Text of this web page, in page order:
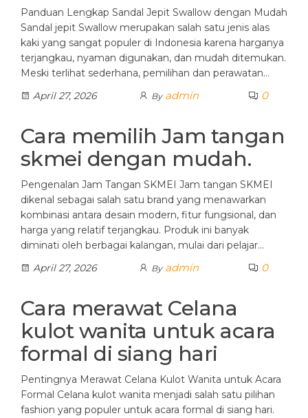
Panduan Lengkap Sandal Jepit Swallow dengan Mudah
Sandal jepit Swallow merupakan salah satu jenis alas
kaki yang sangat populer di Indonesia karena harganya
terjangkau, nyaman digunakan, dan mudah ditemukan.
Meski terlihat sederhana, pemilihan dan perawatan…
April 27, 2026
By admin 0
Cara memilih Jam tangan
skmei dengan mudah.
Pengenalan Jam Tangan SKMEI Jam tangan SKMEI
dikenal sebagai salah satu brand yang menawarkan
kombinasi antara desain modern, fitur fungsional, dan
harga yang relatif terjangkau. Produk ini banyak
diminati oleh berbagai kalangan, mulai dari pelajar…
April 27, 2026
By admin 0
Cara merawat Celana
kulot wanita untuk acara
formal di siang hari
Pentingnya Merawat Celana Kulot Wanita untuk Acara
Formal Celana kulot wanita menjadi salah satu pilihan
fashion yang populer untuk acara formal di siang hari.